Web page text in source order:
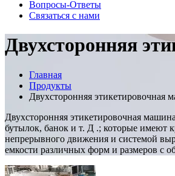
Вопросы-Ответы
Связаться с нами
Двухсторонняя
Главная
Продукты
Двухсторонняя этикетировочная
Двухсторонняя этикетировочная
бутылок, банок и т. Д .; которые имеют
непрерывного движения и системой
емкости различных форм и размеров с